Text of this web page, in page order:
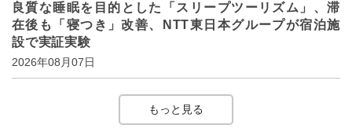
良質な睡眠を目的とした「スリープツーリズム」、滞
在後も「寝つき」改善、NTT東日本グループが宿泊施
設で実証実験
2026年08月07日
もっと見る